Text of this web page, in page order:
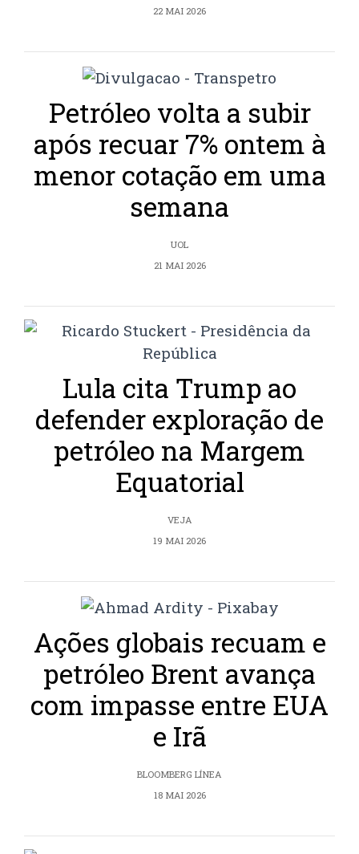
22 MAI 2026
Petróleo volta a subir
após recuar 7% ontem à
menor cotação em uma
semana
UOL
21 MAI 2026
Lula cita Trump ao
defender exploração de
petróleo na Margem
Equatorial
VEJA
19 MAI 2026
Ações globais recuam e
petróleo Brent avança
com impasse entre EUA
e Irã
BLOOMBERG LÍNEA
18 MAI 2026